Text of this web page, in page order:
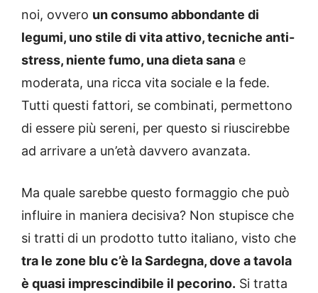
noi, ovvero un consumo abbondante di
legumi, uno stile di vita attivo, tecniche anti-
stress, niente fumo, una dieta sana e
moderata, una ricca vita sociale e la fede.
Tutti questi fattori, se combinati, permettono
di essere più sereni, per questo si riuscirebbe
ad arrivare a un’età davvero avanzata.
Ma quale sarebbe questo formaggio che può
influire in maniera decisiva? Non stupisce che
si tratti di un prodotto tutto italiano, visto che
tra le zone blu c’è la Sardegna, dove a tavola
è quasi imprescindibile il pecorino. Si tratta